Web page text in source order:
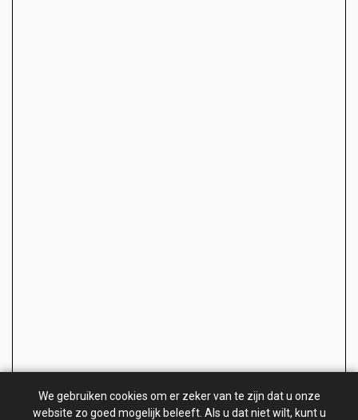
We gebruiken cookies om er zeker van te zijn dat u onze
website zo goed mogelijk beleeft. Als u dat niet wilt, kunt u